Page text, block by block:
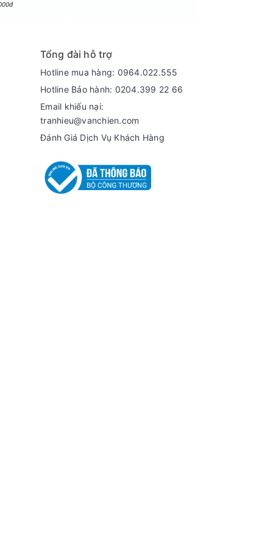
khoảng 38 phút. Ở chế độ này, máy sẽ
nhưng vẫn đảm bảo được hiệu quả làm
đầu” như: bùn đất, nước sốt, các vết dơ
và các tác nhân gây dị ứng bám lại trên
ứng.
Tổng đài hỗ trợ
Hotline mua hàng: 0964.022.555
Hotline Bảo hành: 0204.399 22 66
Email khiếu nại:
tranhieu@vanchien.com
Đánh Giá Dịch Vụ Khách Hàng